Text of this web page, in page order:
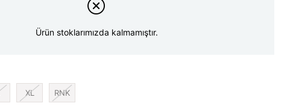
Ürün stoklarımızda kalmamıştır.
XL RNK